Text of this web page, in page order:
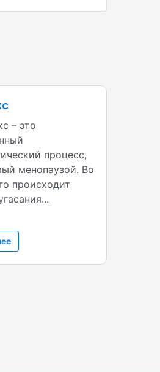
– это
процесс,
менопаузой. Во
происходит